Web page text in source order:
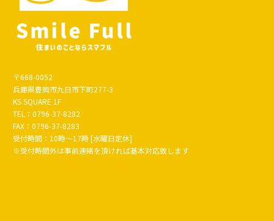
〒668-0052
兵庫県豊岡市九日市下町277-3
KS SQUARE 1F
TEL：0796-37-8282
FAX：0796-37-8283
受付時間：10時～17時 [水曜日定休]
※受付時間外は事前連絡を頂ければ基本対応致します